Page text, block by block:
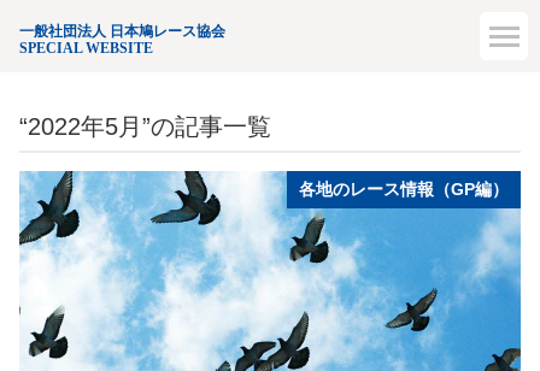
一般社団法人 日本鳩レース協会
SPECIAL WEBSITE
“2022年5月”の記事一覧
各地のレース情報（GP編）